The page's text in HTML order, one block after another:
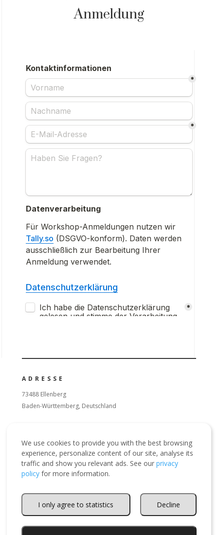
Anmeldung
ADRESSE
73488 Ellenberg
Baden-Württemberg, Deutschland
Montag – Freitag: 13:00 – 17:00
Wochenende: 10:00 – 17:00
We use cookies to provide you with the best browsing
experience, personalize content of our site, analyse its
traffic and show you relevant ads. See our privacy
policy for more information.
I only agree to statistics Decline